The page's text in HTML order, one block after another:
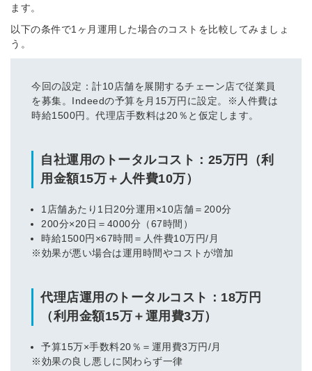
ます。
以下の条件で1ヶ月運用した場合のコストを比較してみましょ
う。
今回の設定：計10店舗を展開するチェーン店で従業員
を募集。Indeedの予算を月15万円に設定。※人件費は
時給1500円。代理店手数料は20％と仮定します。
自社運用のトータルコスト：25万円（利
用金額15万＋人件費10万）
1店舗あたり1日20分運用×10店舗＝200分
200分×20日＝4000分（67時間）
時給1500円×67時間＝人件費10万円/月
※効果が悪い場合は運用時間やコストが増加
代理店運用のトータルコスト：18万円
（利用金額15万＋運用費3万）
予算15万×手数料20％＝運用費3万円/月
※効果の良し悪しに関わらず一律